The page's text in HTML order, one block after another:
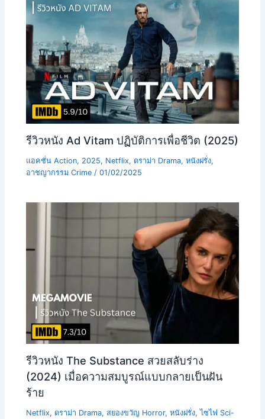
รีวิวหนัง Ad Vitam ปฏิบัติการเพื่อชีวิต (2025)
แอคชั่น Action, 2025, Netflix,ดราม่า Drama,หนังฝรั่ง,
อาชญากรรม Crime /01/02/2025
รีวิวหนัง The Substance สวยสลับร่าง
(2024) เมื่อความสมบูรณ์แบบกลายเป็นฝัน
ร้าย
Netflix,ดราม่า Drama,สยองขวัญ Horror,หนังฝรั่ง,ไซไฟ Sci-